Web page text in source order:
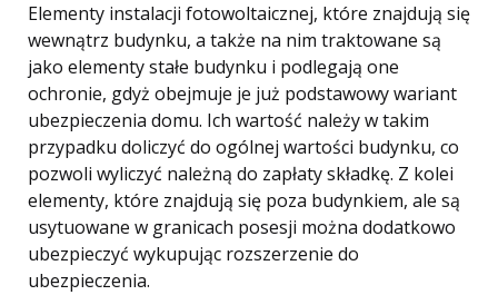
Elementy instalacji fotowoltaicznej, które znajdują się
wewnątrz budynku, a także na nim traktowane są
jako elementy stałe budynku i podlegają one
ochronie, gdyż obejmuje je już podstawowy wariant
ubezpieczenia domu. Ich wartość należy w takim
przypadku doliczyć do ogólnej wartości budynku, co
pozwoli wyliczyć należną do zapłaty składkę. Z kolei
elementy, które znajdują się poza budynkiem, ale są
usytuowane w granicach posesji można dodatkowo
ubezpieczyć wykupując rozszerzenie do
ubezpieczenia.